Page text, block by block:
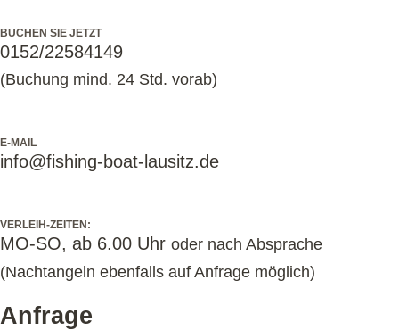
BUCHEN SIE JETZT
0152/22584149
(Buchung mind. 24 Std. vorab)
E-MAIL
info@fishing-boat-lausitz.de
VERLEIH-ZEITEN:
MO-SO, ab 6.00 Uhr oder nach Absprache
(Nachtangeln ebenfalls auf Anfrage möglich)
Anfrage